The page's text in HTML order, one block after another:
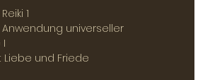
1
universeller
und Friede